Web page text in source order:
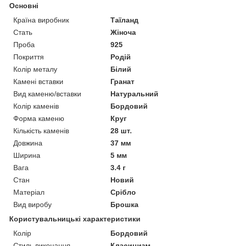
Основні
Країна виробник
Таїланд
Стать
Жіноча
Проба
925
Покриття
Родій
Колір металу
Білий
Камені вставки
Гранат
Вид каменю/вставки
Натуральний
Колір каменів
Бордовий
Форма каменю
Круг
Кількість каменів
28 шт.
Довжина
37 мм
Ширина
5 мм
Вага
3.4 г
Стан
Новий
Матеріал
Срібло
Вид виробу
Брошка
Користувальницькі характеристики
Колір
Бордовий